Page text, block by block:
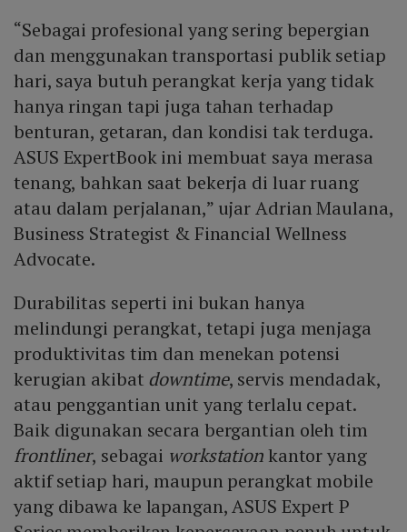
“Sebagai profesional yang sering bepergian
dan menggunakan transportasi publik setiap
hari, saya butuh perangkat kerja yang tidak
hanya ringan tapi juga tahan terhadap
benturan, getaran, dan kondisi tak terduga.
ASUS ExpertBook ini membuat saya merasa
tenang, bahkan saat bekerja di luar ruang
atau dalam perjalanan,” ujar Adrian Maulana,
Business Strategist & Financial Wellness
Advocate.
Durabilitas seperti ini bukan hanya
melindungi perangkat, tetapi juga menjaga
produktivitas tim dan menekan potensi
kerugian akibat downtime, servis mendadak,
atau penggantian unit yang terlalu cepat.
Baik digunakan secara bergantian oleh tim
frontliner, sebagai workstationkantor yang
aktif setiap hari, maupun perangkat mobile
yang dibawa ke lapangan, ASUS Expert P